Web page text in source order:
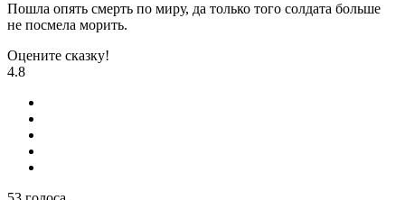
Пошла опять смерть по миру, да только того солдата больше
не посмела морить.
Оцените сказку!
4.8